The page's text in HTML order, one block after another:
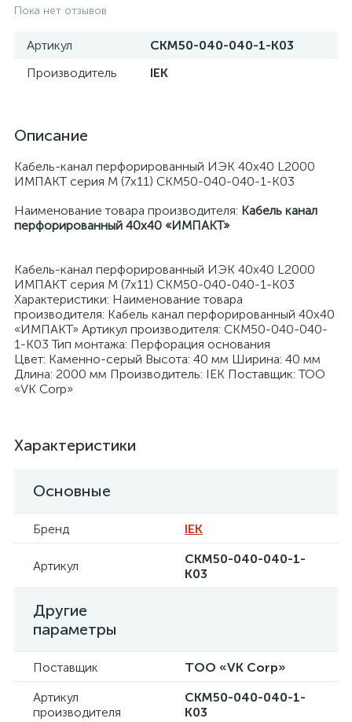
Пока нет отзывов
Артикул
CKM50-040-040-1-K03
Производитель
IEK
Описание
Кабель-канал перфорированный ИЭК 40х40 L2000
ИМПАКТ серия М (7х11) CKM50-040-040-1-K03
Наименование товара производителя: Кабель канал
перфорированный 40х40 «ИМПАКТ»
Кабель-канал перфорированный ИЭК 40х40 L2000
ИМПАКТ серия М (7х11) CKM50-040-040-1-K03
Характеристики: Наименование товара
производителя: Кабель канал перфорированный 40х40
«ИМПАКТ» Артикул производителя: CKM50-040-040-
1-K03 Тип монтажа: Перфорация основания
Цвет: Каменно-серый Высота: 40 мм Ширина: 40 мм
Длина: 2000 мм Производитель: IEK Поставщик: ТОО
«VK Corp»
Характеристики
Основные
Бренд IEK
Артикул
CKM50-040-040-1-
K03
Другие
параметры
Поставщик
ТОО «VK Corp»
Артикул
производителя
CKM50-040-040-1-
K03